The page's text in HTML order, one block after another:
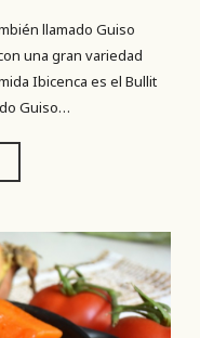
llamado Guiso
una gran variedad
Ibicenca es el Bullit
Guiso…